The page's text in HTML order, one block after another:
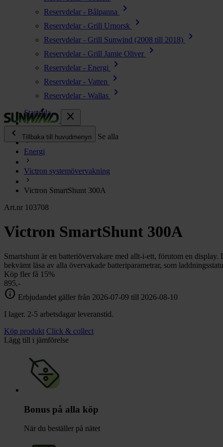
Reservdelar - Bålpanna chevron_right
Reservdelar - Grill Urnorsk chevron_right
Reservdelar - Grill Sunwind (2008 till 2018) chevron_right
Reservdelar - Grill Jamie Oliver chevron_right
Reservdelar - Energi chevron_right
Reservdelar - Vatten chevron_right
Reservdelar - Wallas
chevron_right
close
chevron_left
Tillbaka till huvudmenyn Se alla
Energi
Kök & Gasol chevron_right
Värme chevron_right
Vatten
Toalett chevron_right
chevron_right
Lacanche
Reservdelar chevron_right
Startsida
Energi
Victron systemövervakning
Victron SmartShunt 300A
Art.nr 103708
Victron SmartShunt 300A
Smartshunt är en batteriövervakare med allt-i-ett, förutom en
bekvämt läsa av alla övervakade batteriparametrar, som
Köp fler få 15%
895,-
info Erbjudandet gäller från 2026-07-09 till 2026-08-10
I lager. 2-5 arbetsdagar leveranstid.
Köp produkt Click & collect
Lägg till i jämförelse
Bonus på alla köp
När du beställer på nätet